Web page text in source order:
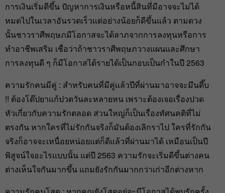
การเงินเริ่มดีขึ้น ปัญหาการเงินหรือหนี้สินที่มีอาจจะไม่ได้
หมดไปในเวลาอันรวดเร็วแต่อย่างน้อยก็ดีขึ้นแล้ว ตามดวง
นั้นชาวราศีพฤษภมีโอกาสจะได้ลาภจากการลงทุนหรือการ
ทำอาชีพเสริม เชื่อว่าถ้าชาวราศีพฤษภวางแผนและศึกษา
การลงทุนดี ๆ ก็มีโอกาสได้รายได้เป็นกอบเป็นกำในปี 2563
ความรักคนมีคู่ : สำหรับคนที่มีคู่แล้วปีที่ผ่านมาอาจจะมึนตึ๊บ
!! ต้องโด๊ปยาแก้ปวดวันละหลายหน เพราะต้องเจอเรื่องปวด
หัวเกี่ยวกับความรักตลอด ส่วนใหญ่ก็เป็นเรื่องทัศนคติที่ไม่
ตรงกัน หากใครที่ไม่รักกันจริงก็มันต้องเลิกราไป ใครที่รักกัน
จริงก็อาจจะเหนื่อยหน่อยแต่ก็ดีแล้วที่ผ่านมาได้ เหมือนเป็นปี
พิสูจน์ใจอะไรแบบนั้น แต่ปี 2563 ความรักจะเริ่มดีขึ้นต่างคน
ต่างเห็นใจกันมากขึ้น แถมยังรักกันมากกว่าเก่าอีกต่างหาก